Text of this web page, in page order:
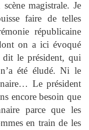
magistrale. Je
faire de telles
républicaine
on a ici évoqué
dit le président, qui
été éludé. Ni le
Le président
encore besoin que
parce que les
en train de les